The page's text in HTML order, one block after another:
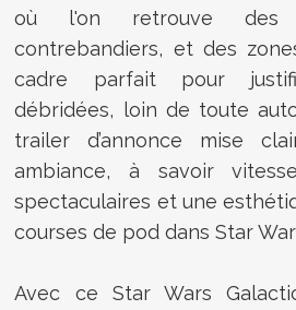
où l'on retrouve des
contrebandiers, et des
cadre parfait pour
débridées, loin de toute
trailer d’annonce mise
ambiance, à savoir
spectaculaires et une
courses de pod dans Star
Avec ce Star Wars